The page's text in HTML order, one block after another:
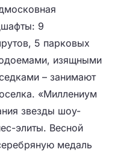
9
5 парковых
изящными
– занимают
«Миллениум
звезды шоу-
элиты. Весной
медаль